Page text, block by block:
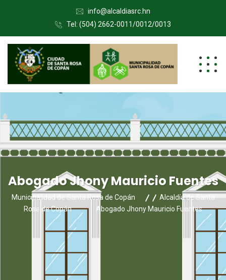
info@alcaldiasrc.hn
Tel: (504) 2662-0011/0012/0013
Abogado Jhony Mauricio Fuentes
Municipalidad de Santa Rosa de Copán
Alcaldía de Santa
Rosa de Copán
Abogado Jhony Mauricio Fuentes